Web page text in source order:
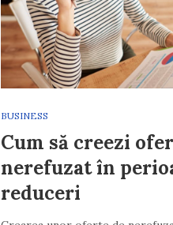
BUSINESS
Cum să creezi
nerefuzat în
reduceri